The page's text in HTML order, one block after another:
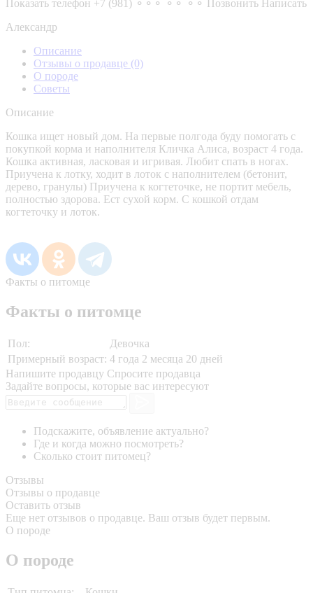
Показать телефон +7 (981) ⚬⚬⚬ ⚬⚬ ⚬⚬ Позвонить Написать
Александр
Описание
Отзывы о продавце (0)
О породе
Советы
Описание
Кошка ищет новый дом. На первые полгода буду помогать с
покупкой корма и наполнителя Кличка Алиса, возраст 4 года.
Кошка активная, ласковая и игривая. Любит спать в ногах.
Приучена к лотку, ходит в лоток с наполнителем (бетонит,
дерево, гранулы) Приучена к когтеточке, не портит мебель,
полностью здорова. Ест сухой корм. С кошкой отдам
когтеточку и лоток.
Факты о питомце
Факты о питомце
Пол:
Девочка
Примерный возраст: 4 года 2 месяца 20 дней
Напишите продавцу Спросите продавца
Задайте вопросы, которые вас интересуют
Подскажите, объявление актуально?
Где и когда можно посмотреть?
Сколько стоит питомец?
Отзывы
Отзывы о продавце
Оставить отзыв
Еще нет отзывов о продавце. Ваш отзыв будет первым.
О породе
О породе